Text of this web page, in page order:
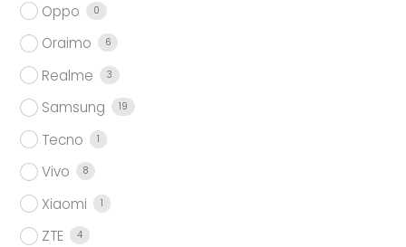
Oppo 0
Oraimo 6
Realme 3
Samsung 19
Tecno 1
Vivo 8
Xiaomi 1
ZTE 4